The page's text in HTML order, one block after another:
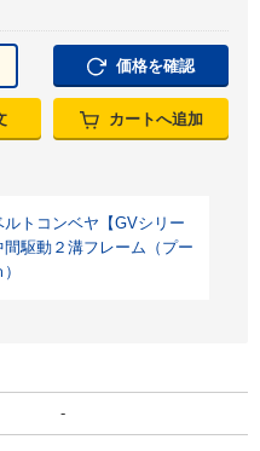
価格を確認
カートへ追加
ルトコンベヤ【GVシリー
駆動２溝フレーム（プー
-